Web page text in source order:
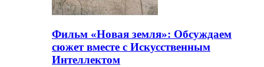
Фильм «Новая земля»: Обсуждаем
сюжет вместе с Искусственным
Интеллектом